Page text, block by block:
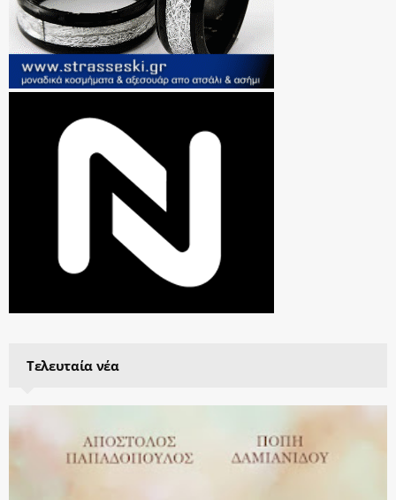
Τελευταία νέα